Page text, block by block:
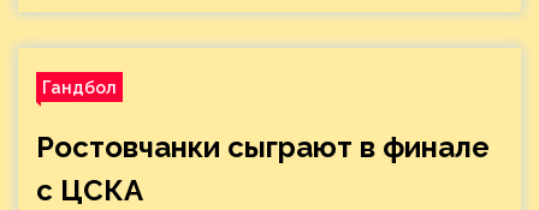
Гандбол
Ростовчанки сыграют в финале
с ЦСКА